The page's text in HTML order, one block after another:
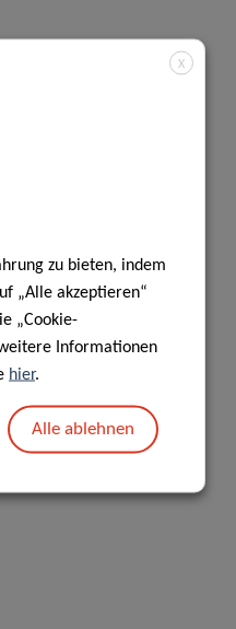
X
zu bieten, indem
„Alle akzeptieren“
„Cookie-
Informationen
hier.
Alle ablehnen